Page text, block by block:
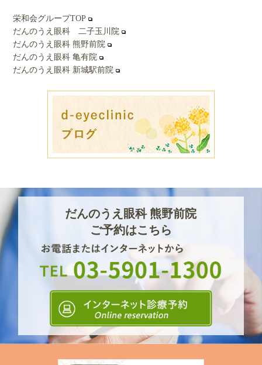
栄和会グループTOP
だんのうえ眼科 二子玉川院
だんのうえ眼科 熊野前院
だんのうえ眼科 亀有院
だんのうえ眼科 新城駅前院
だんのうえ眼科 熊野前院
ご予約はこちら